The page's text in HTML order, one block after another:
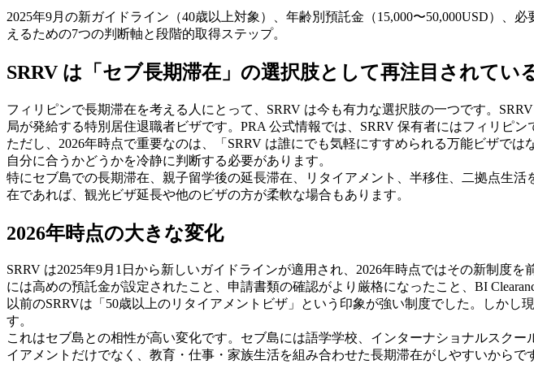
2025年9月の新ガイドライン（40歳以上対象）、年齢別預託金（15,000〜50,000USD）
えるための7つの判断軸と段階的取得ステップ。
SRRV は「セブ長期滞在」の選択肢として再注目されてい
フィリピンで長期滞在を考える人にとって、SRRV は今も有力な選択肢の一つです。
局が発給する特別居住退職者ビザです。PRA 公式情報では、SRRV 保有者にはフィリピ
ただし、2026年時点で重要なのは、「SRRV は誰にでも気軽にすすめられる万能ビザで
自分に合うかどうかを冷静に判断する必要があります。
特にセブ島での長期滞在、親子留学後の延長滞在、リタイアメント、半移住、二拠点生
在であれば、観光ビザ延長や他のビザの方が柔軟な場合もあります。
2026年時点の大きな変化
SRRV は2025年9月1日から新しいガイドラインが適用され、2026年時点ではその新制度
には高めの預託金が設定されたこと、申請書類の確認がより厳格になったこと、BI
以前のSRRVは「50歳以上のリタイアメントビザ」という印象が強い制度でした。しか
す。
これはセブ島との相性が高い変化です。セブ島には語学学校、インターナショナルスク
イアメントだけでなく、教育・仕事・家族生活を組み合わせた長期滞在がしやすいからで